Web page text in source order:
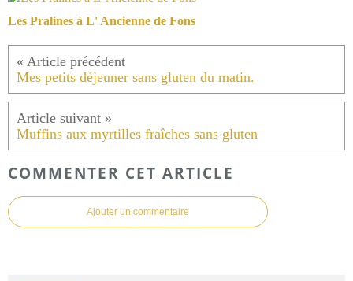
Les Pralines à L' Ancienne de Fons
Mes petits déjeuner sans gluten du matin.
Muffins aux myrtilles fraîches sans gluten
COMMENTER CET ARTICLE
Ajouter un commentaire